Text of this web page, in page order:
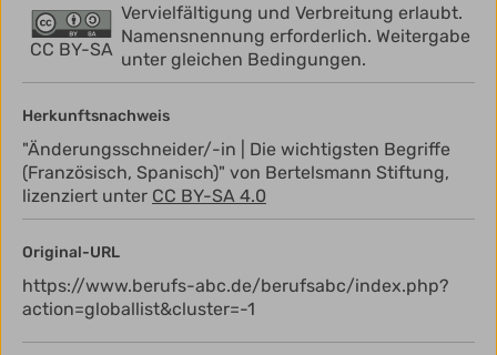
CC BY-SA
Vervielfältigung und Verbreitung erlaubt.
Namensnennung erforderlich. Weitergabe
unter gleichen Bedingungen.
Herkunftsnachweis
"Änderungsschneider/-in | Die wichtigsten Begriffe
(Französisch, Spanisch)" von Bertelsmann Stiftung,
lizenziert unter CC BY-SA 4.0
Original-URL
https://www.berufs-abc.de/berufsabc/index.php?
action=globallist&cluster=-1